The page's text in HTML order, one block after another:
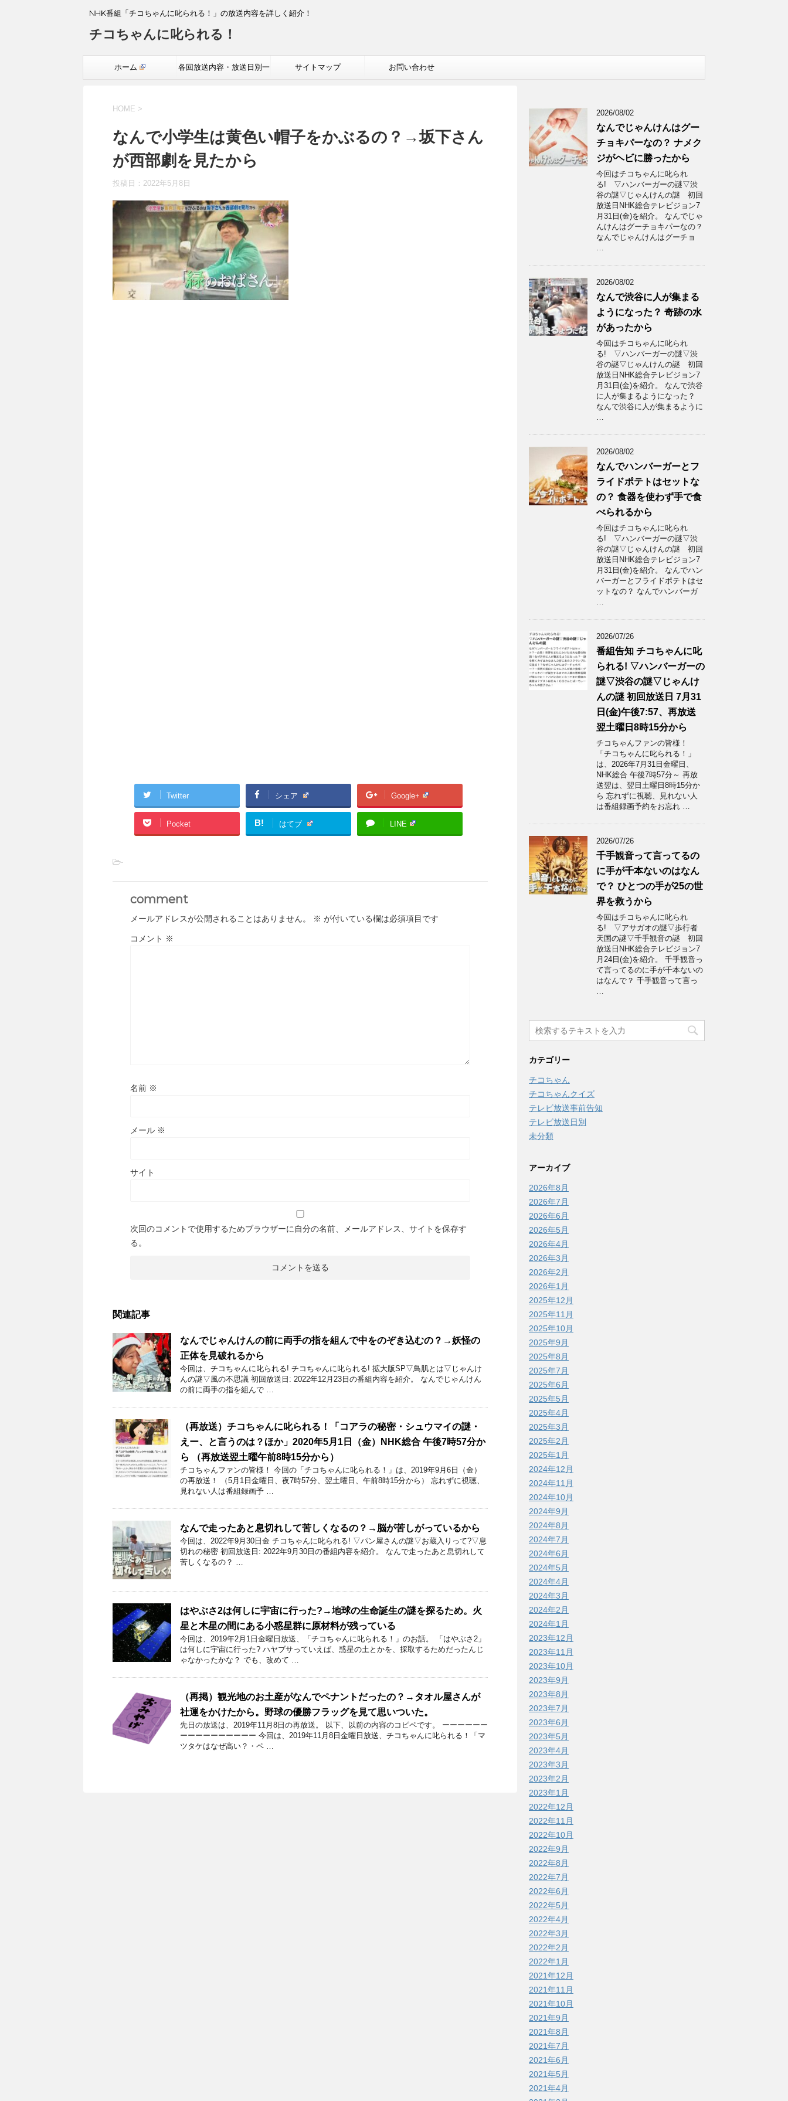
NHK番組「チコちゃんに叱られる！」の放送内容を詳しく紹介！
チコちゃんに叱られる！
ホーム 各回放送内容・放送日別一 サイトマップ お問い合わせ
HOME >
なんで小学生は黄色い帽子をかぶるの？→坂下さん
が西部劇を見たから
投稿日： 2022年5月8日
Twitter シェア Google+
Pocket B! はてブ LINE
-
comment
メールアドレスが公開されることはありません。 ※ が付いている欄は必須項目です
コメント ※
名前 ※
メール ※
サイト
次回のコメントで使用するためブラウザーに自分の名前、メールアドレス、サイトを保存す
る。
関連記事
なんでじゃんけんの前に両手の指を組んで中をのぞき込むの？→妖怪の
正体を見破れるから
今回は、チコちゃんに叱られる! チコちゃんに叱られる! 拡大版SP▽鳥肌とは▽じゃんけ
んの謎▽風の不思議 初回放送日: 2022年12月23日の番組内容を紹介。 なんでじゃんけん
の前に両手の指を組んで …
（再放送）チコちゃんに叱られる！「コアラの秘密・シュウマイの謎・
えー、と言うのは？ほか」2020年5月1日（金）NHK総合 午後7時57分か
ら （再放送翌土曜午前8時15分から）
チコちゃんファンの皆様！ 今回の「チコちゃんに叱られる！」​は、2019年9月6日（金）
の再放送！ （5月1日金曜日、夜7時57分、翌土曜日、午前8時15分から） 忘れずに視聴、
見れない人は番組録画予 …
なんで走ったあと息切れして苦しくなるの？→脳が苦しがっているから
今回は、2022年9月30日金 チコちゃんに叱られる! ▽パン屋さんの謎▽お蔵入りって?▽息
切れの秘密 初回放送日: 2022年9月30日の番組内容を紹介。 なんで走ったあと息切れして
苦しくなるの？ …
はやぶさ2は何しに宇宙に行った?→地球の生命誕生の謎を探るため。火
星と木星の間にある小惑星群に原材料が残っている
今回は、2019年2月1日金曜日放送、「チコちゃんに叱られる！」のお話。 「はやぶさ2」
は何しに宇宙に行った? ハヤブサっていえば、惑星の土とかを、採取するためだったんじ
ゃなかったかな？ でも、改めて …
（再掲）観光地のお土産がなんでペナントだったの？→タオル屋さんが
社運をかけたから。野球の優勝フラッグを見て思いついた。
先日の放送は、2019年11月8日の再放送。 以下、以前の内容のコピペです。 ーーーーーー
ーーーーーーーーーー 今回は、2019年11月8日金曜日放送、チコちゃんに叱られる！「マ
ツタケはなぜ高い？・ペ …
2026/08/02
なんでじゃんけんはグー
チョキパーなの？ ナメク
ジがヘビに勝ったから
今回はチコちゃんに叱られ
る! ▽ハンバーガーの謎▽渋
谷の謎▽じゃんけんの謎 初回
放送日NHK総合テレビジョン7
月31日(金)を紹介。 なんでじゃ
んけんはグーチョキパーなの？
なんでじゃんけんはグーチョ
…
2026/08/02
なんで渋谷に人が集まる
ようになった？ 奇跡の水
があったから
今回はチコちゃんに叱られ
る! ▽ハンバーガーの謎▽渋
谷の謎▽じゃんけんの謎 初回
放送日NHK総合テレビジョン7
月31日(金)を紹介。 なんで渋谷
に人が集まるようになった？
なんで渋谷に人が集まるように
…
2026/08/02
なんでハンバーガーとフ
ライドポテトはセットな
の？ 食器を使わず手で食
べられるから
今回はチコちゃんに叱られ
る! ▽ハンバーガーの謎▽渋
谷の謎▽じゃんけんの謎 初回
放送日NHK総合テレビジョン7
月31日(金)を紹介。 なんでハン
バーガーとフライドポテトはセ
ットなの？ なんでハンバーガ
…
2026/07/26
番組告知 チコちゃんに叱
られる! ▽ハンバーガーの
謎▽渋谷の謎▽じゃんけ
んの謎 初回放送日 7月31
日(金)午後7:57、再放送
翌土曜日8時15分から
チコちゃんファンの皆様！
「チコちゃんに叱られる！」​
は、2026年7月31日金曜日、
NHK総合 午後7時57分～ 再放
送翌は、翌日土曜日8時15分か
ら 忘れずに視聴、見れない人
は番組録画予約をお忘れ …
2026/07/26
千手観音って言ってるの
に手が千本ないのはなん
で？ ひとつの手が25の世
界を救うから
今回はチコちゃんに叱られ
る! ▽アサガオの謎▽歩行者
天国の謎▽千手観音の謎 初回
放送日NHK総合テレビジョン7
月24日(金)を紹介。 千手観音っ
て言ってるのに手が千本ないの
はなんで？ 千手観音って言っ
…
カテゴリー
チコちゃん
チコちゃんクイズ
テレビ放送事前告知
テレビ放送日別
未分類
アーカイブ
2026年8月
2026年7月
2026年6月
2026年5月
2026年4月
2026年3月
2026年2月
2026年1月
2025年12月
2025年11月
2025年10月
2025年9月
2025年8月
2025年7月
2025年6月
2025年5月
2025年4月
2025年3月
2025年2月
2025年1月
2024年12月
2024年11月
2024年10月
2024年9月
2024年8月
2024年7月
2024年6月
2024年5月
2024年4月
2024年3月
2024年2月
2024年1月
2023年12月
2023年11月
2023年10月
2023年9月
2023年8月
2023年7月
2023年6月
2023年5月
2023年4月
2023年3月
2023年2月
2023年1月
2022年12月
2022年11月
2022年10月
2022年9月
2022年8月
2022年7月
2022年6月
2022年5月
2022年4月
2022年3月
2022年2月
2022年1月
2021年12月
2021年11月
2021年10月
2021年9月
2021年8月
2021年7月
2021年6月
2021年5月
2021年4月